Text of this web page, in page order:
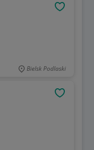
Bielsk Podlaski